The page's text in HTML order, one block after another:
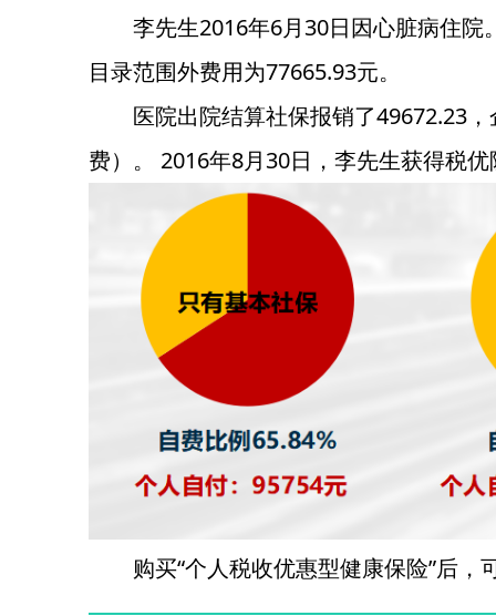
李先生2016年6月30日因心脏病住
目录范围外费用为77665.93元。
医院出院结算社保报销了49672.23
费）。 2016年8月30日，李先生获得税
购买“个人税收优惠型健康保险”后